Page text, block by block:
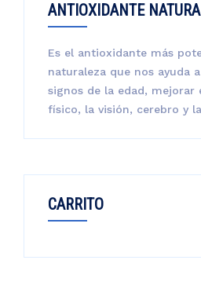
ANTIOXIDANTE
Es el antioxidante más
naturaleza que nos ayuda
signos de la edad, mejorar
físico, la visión, cerebro y
CARRITO